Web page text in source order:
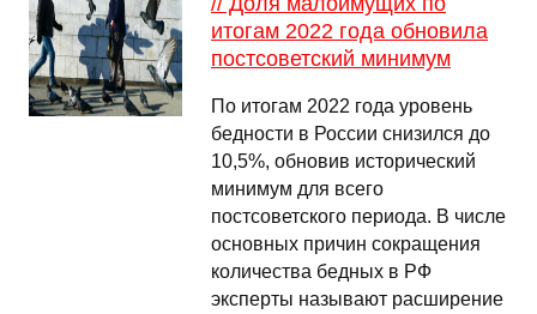
итогам 2022 года обновила
постсоветский минимум
По итогам 2022 года уровень
бедности в России снизился до
10,5%, обновив исторический
минимум для всего
постсоветского периода. В числе
основных причин сокращения
количества бедных в РФ
эксперты называют расширение